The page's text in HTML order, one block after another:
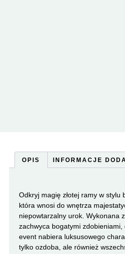
OPIS INFORMACJE
Odkryj magię złotej ramy w stylu
która wnosi do wnętrza
niepowtarzalny urok. Wykonana
zachwyca bogatymi
event nabiera luksusowego
tylko ozdoba, ale również